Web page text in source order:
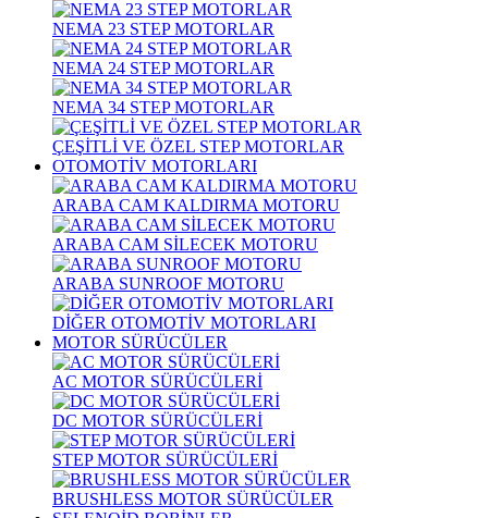
NEMA 23 STEP MOTORLAR
NEMA 24 STEP MOTORLAR
NEMA 34 STEP MOTORLAR
ÇEŞİTLİ VE ÖZEL STEP MOTORLAR
OTOMOTİV MOTORLARI
ARABA CAM KALDIRMA MOTORU
ARABA CAM SİLECEK MOTORU
ARABA SUNROOF MOTORU
DİĞER OTOMOTİV MOTORLARI
MOTOR SÜRÜCÜLER
AC MOTOR SÜRÜCÜLERİ
DC MOTOR SÜRÜCÜLERİ
STEP MOTOR SÜRÜCÜLERİ
BRUSHLESS MOTOR SÜRÜCÜLER